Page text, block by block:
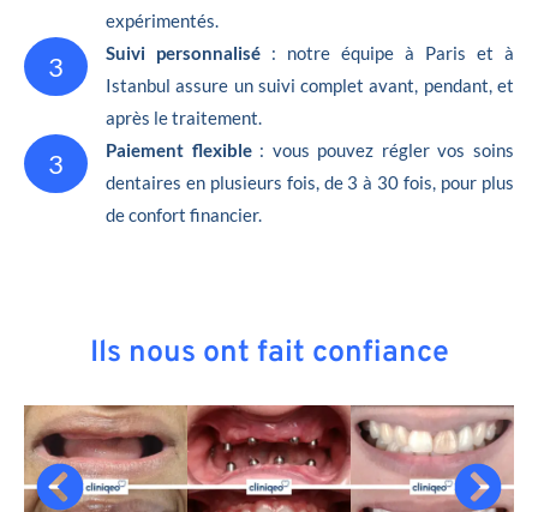
expérimentés.
3 Suivi personnalisé : notre équipe à Paris et à
Istanbul assure un suivi complet avant, pendant, et
après le traitement.
3 Paiement flexible: vous pouvez régler vos soins
dentaires en plusieurs fois, de 3 à 30 fois, pour plus
de confort financier.
Ils nous ont fait confiance